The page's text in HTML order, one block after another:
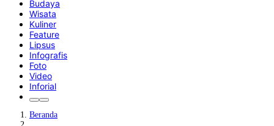
Budaya
Wisata
Kuliner
Feature
Lipsus
Infografis
Foto
Video
Inforial
Beranda